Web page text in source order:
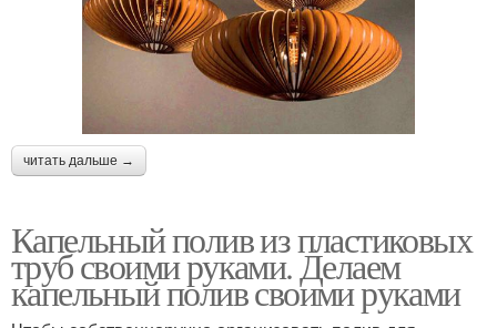
читать дальше →
Капельный полив из пластиковых
труб своими руками. Делаем
капельный полив своими руками